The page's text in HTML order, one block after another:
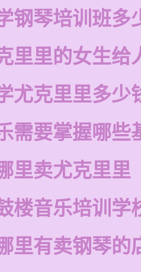
钢琴培训班多
里里的女生给
尤克里里多少
需要掌握哪些
里卖尤克里里
楼音乐培训学
里有卖钢琴的